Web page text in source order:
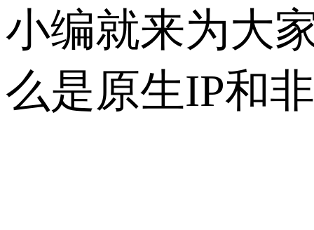
小编就来为大
么是原生IP和